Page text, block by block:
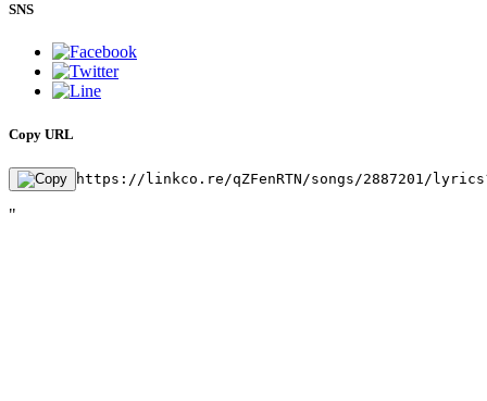
SNS
Copy URL
https://linkco.re/qZFenRTN/songs/2887201/
"